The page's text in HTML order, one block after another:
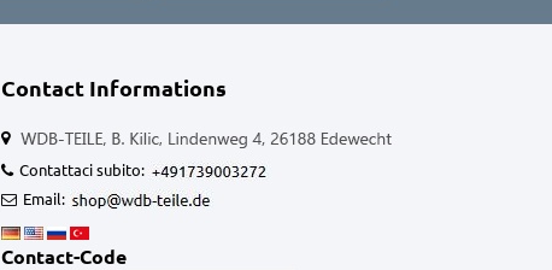
Contact Informations
Contattaci subito:
Email:
Contact-Code